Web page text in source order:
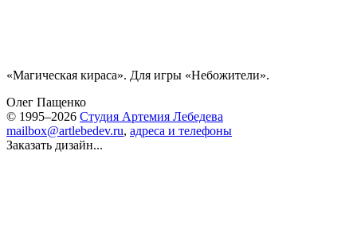
«Магическая кираса». Для игры «Небожители».
Олег Пащенко
© 1995–2026 Студия Артемия Лебедева
mailbox@artlebedev.ru, адреса и телефоны
Заказать дизайн...